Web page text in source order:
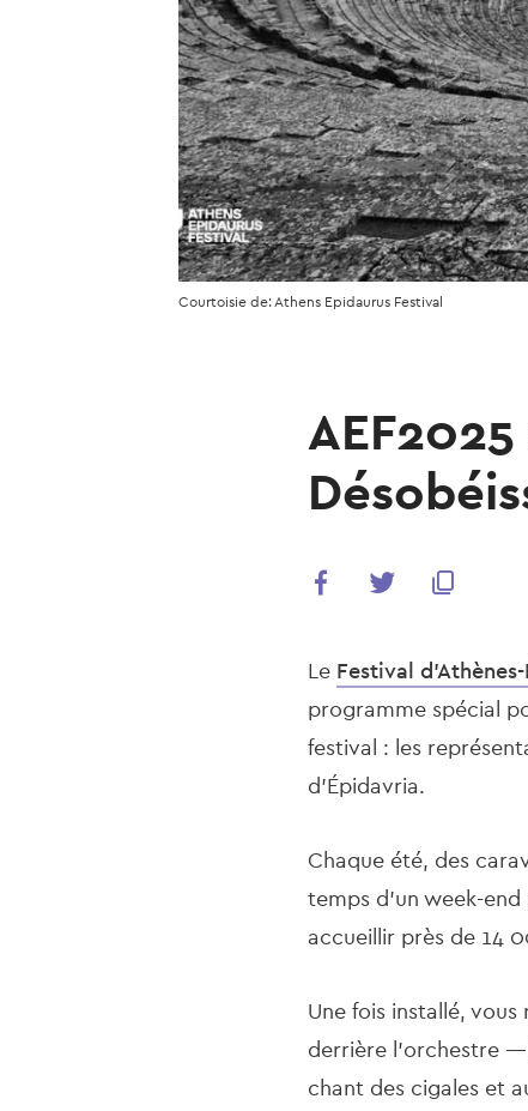
Courtoisie de: Athens Epidaurus Festival
Le Festival
programme spécial
festival : les
d’Épidavria.
Chaque été, des
temps d’un week-
accueillir près de 14
Une fois installé,
derrière l’orchestre
chant des cigales et